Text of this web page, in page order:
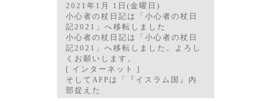
2021年1月 1日(金曜日)
小心者の杖日記は「小心者の杖日
記2021」へ移転しました
小心者の杖日記は「小心者の杖日
記2021」へ移転しました。よろし
くお願いします。
[ インターネット ]
そしてAFPは「『イスラム国』内
部捉えた